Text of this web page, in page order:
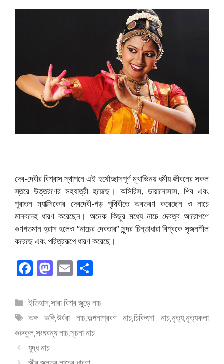
দেব-দেবীর বিশ্বাস স্থাপনে এই হর্ষোচ্ছাসপূর্ণ মূখাভিনয় ধর্মীয় জীবনের সকল
স্তরে উত্তরণের সহযাত্রী হয়েছে। অসিরিস, ডায়ানোসাস, শিব এবং
পুরাতন ম্যাক্সিকোর দেবদেবী-গড় পৃথিবীতে অবতরণ করেছেন ও নাচে
মানবদেহ ধারণ করেছেন। অনেক কিছুর মধ্যে নাচে দেবত্ব আরোপণে
গুণগতমান হ্রাস হলেও “নাচের দেবতার” সুন্দর চিন্তাধারা বিশ্বকে সৃজনশীল
করেছে এবং পরিত্ররূপে ধারণ করেছে।
F
e
b
o
o
M
to
d
o
E
ai
l
ar
e
বিভাগ
সমূহ
ইতিহাস,সারা বিশ্ব জুড়ে নাচ
ট্যাগ
সমূহ
অঙ্গ ভঙ্গি,উর্বরা নাচ,কল্পনাপ্রবণ নাচ,চিকিৎসা নাচ,নৃত্য,নৃত্যকলা
গুরুকুল,সংঘবন্ধ নাচ,সূচনা নাচ
যুদ্ধ নাচ